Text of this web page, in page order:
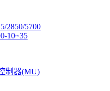
2850/5700
10~35
制器(MU)